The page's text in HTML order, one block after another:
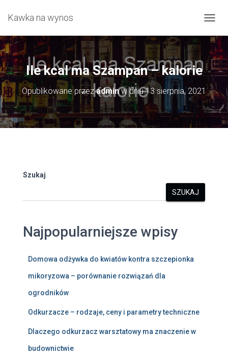
Kawka na wynos
R
E
Ł
Ą
C
Z
N
A
Ile kcal ma Szampan – kalorie
Opublikowane przezadminw dniu13 sierpnia, 2021
Szukaj
SZUKAJ
Najpopularniejsze wpisy
Domowa odżywka do kwiatów kontra szczepionka
mikoryzowa – porównanie rozwiązań dla
ogrodników
Odkurzacze – rodzaje, ceny i parametry techniczne
Dlaczego odkurzacz warsztatowy ma znaczenie w
budownictwie